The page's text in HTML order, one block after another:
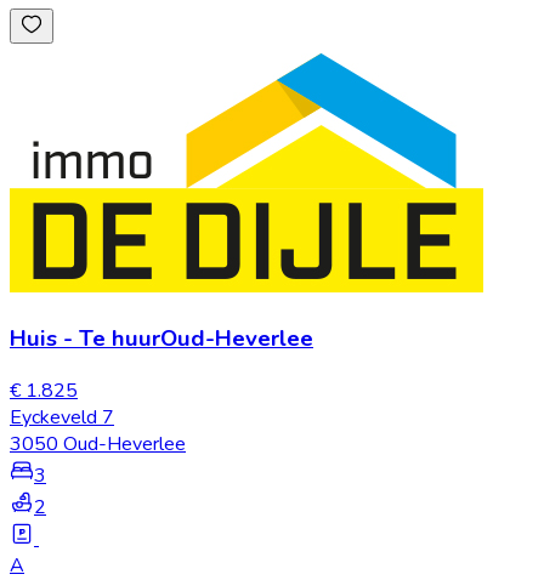
Huis - Te huurOud-Heverlee
€ 1.825
Eyckeveld 7
3050 Oud-Heverlee
3
2
A